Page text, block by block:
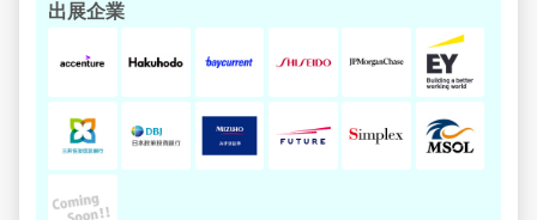
出展企業